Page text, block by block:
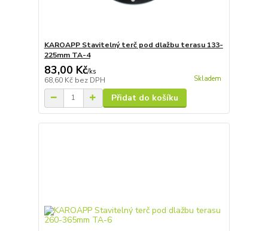
KAROAPP Stavitelný terč pod dlažbu terasu 133-
225mm TA-4
83,00 Kč/ks
68,60 Kč bez DPH Skladem
Přidat do košíku